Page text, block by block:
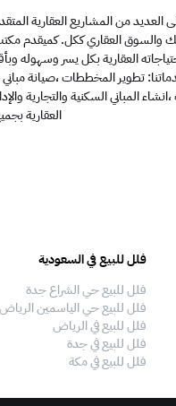
العديد من المشاريع العقارية
والسوق العقاري ككل. كميقدم
العقارية بكل يسر وسهوله
تطوير المخططات،صيانة مباني
،انشاء المباني السكنية والتجارية
العقارية
فلل للبيع في السعودية
فلل للبيع حي الشراع جدة
فلل للبيع حي الياسمين الرياض
فلل للبيع في الرياض
فلل للبيع في جدة
فلل للبيع في مكة